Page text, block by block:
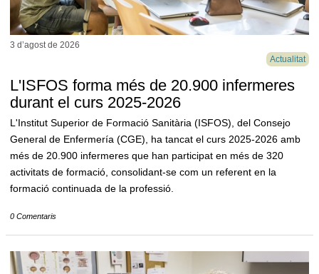
3 d’agost de 2026
Actualitat
L'ISFOS forma més de 20.900 infermeres
durant el curs 2025-2026
L'Institut Superior de Formació Sanitària (ISFOS), del Consejo
General de Enfermería (CGE), ha tancat el curs 2025-2026 amb
més de 20.900 infermeres que han participat en més de 320
activitats de formació, consolidant-se com un referent en la
formació continuada de la professió.
0 Comentaris